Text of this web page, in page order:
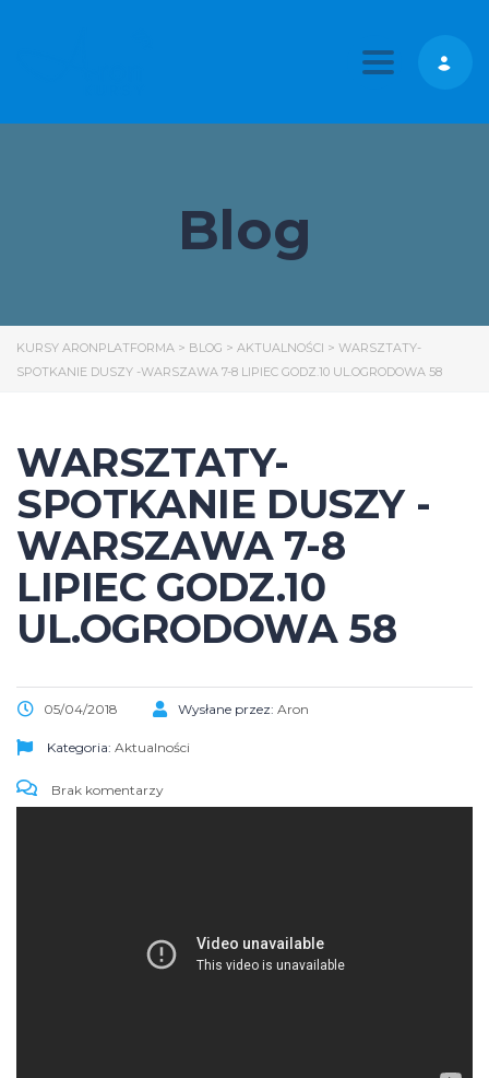
Toggle
Blog
KURSY ARONPLATFORMA > BLOG > AKTUALNOŚCI > WARSZTATY-
SPOTKANIE DUSZY -WARSZAWA 7-8 LIPIEC GODZ.10 UL.OGRODOWA 58
WARSZTATY-
SPOTKANIE DUSZY -
WARSZAWA 7-8
LIPIEC GODZ.10
UL.OGRODOWA 58
05/04/2018 Wysłane przez: Aron
Kategoria: Aktualności
Brak komentarzy